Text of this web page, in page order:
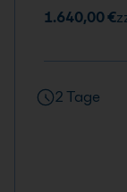
1.640,00 €
2 Tage